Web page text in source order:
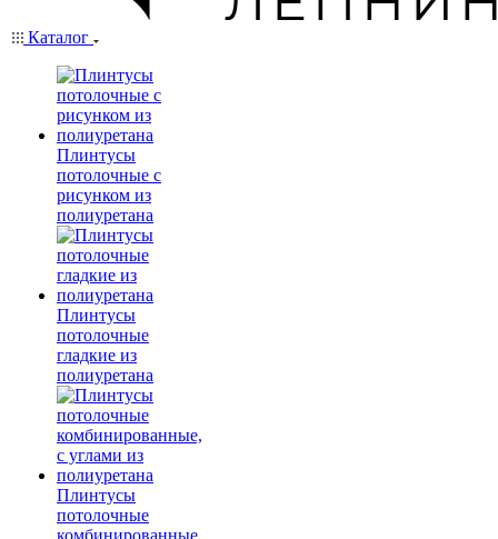
Каталог
Плинтусы
потолочные с
рисунком из
полиуретана
Плинтусы
потолочные
гладкие из
полиуретана
Плинтусы
потолочные
комбинированные,